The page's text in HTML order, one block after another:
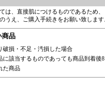
は、直接肌につけるものであるため、
うえ、ご購入手続きをお願い致します
商品
破損・不足・汚損した場合
該当するものであっても商品到着後
た商品